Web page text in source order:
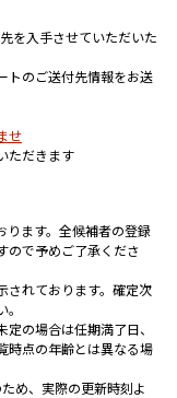
を入手させていただいた
トのご送付先情報をお送
せ
ただきます
ます。全候補者の登録
ので予めご了承くださ
されております。確定次
の場合は任期満了日、
時点の年齢とは異なる場
め、実際の更新時刻よ